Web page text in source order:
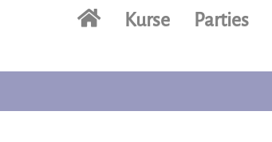
Kurse Parties